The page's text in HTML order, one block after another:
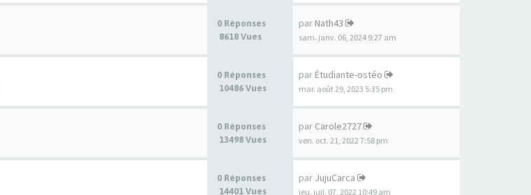
0 Réponses
8618 Vues
par Nath43
sam. janv. 06, 2024 9:27 am
0 Réponses
10486 Vues
par Étudiante-ostéo
mar. août 29, 2023 5:35 pm
0 Réponses
13498 Vues
par Carole2727
ven. oct. 21, 2022 7:58 pm
0 Réponses
14401 Vues
par JujuCarca
jeu. juil. 07, 2022 10:49 am